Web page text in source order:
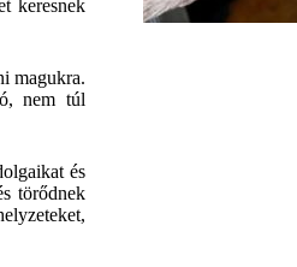
keresnek
magukra.
nem túl
és
törődnek